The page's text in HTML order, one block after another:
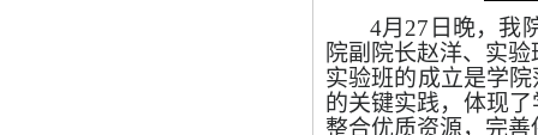
4月27日晚，我
院副院长赵洋、实
实验班的成立是学
的关键实践，体现
整合优质资源，完